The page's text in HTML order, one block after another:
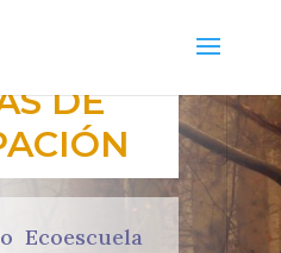
DE
Ecoescuela